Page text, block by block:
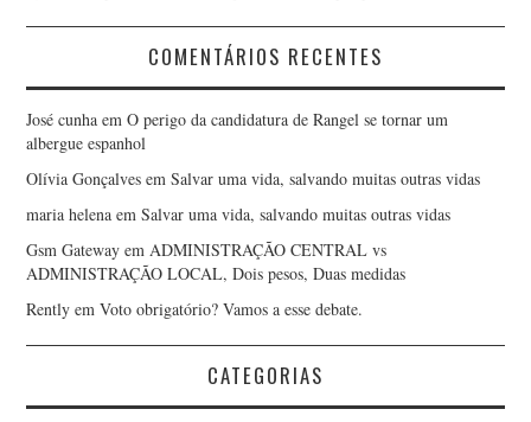
COMENTÁRIOS RECENTES
José cunha emO perigo da candidatura de Rangel se tornar um
albergue espanhol
Olívia Gonçalves emSalvar uma vida, salvando muitas outras vidas
maria helena emSalvar uma vida, salvando muitas outras vidas
Gsm Gateway emADMINISTRAÇÃO CENTRAL vs
ADMINISTRAÇÃO LOCAL, Dois pesos, Duas medidas
Rently emVoto obrigatório? Vamos a esse debate.
CATEGORIAS